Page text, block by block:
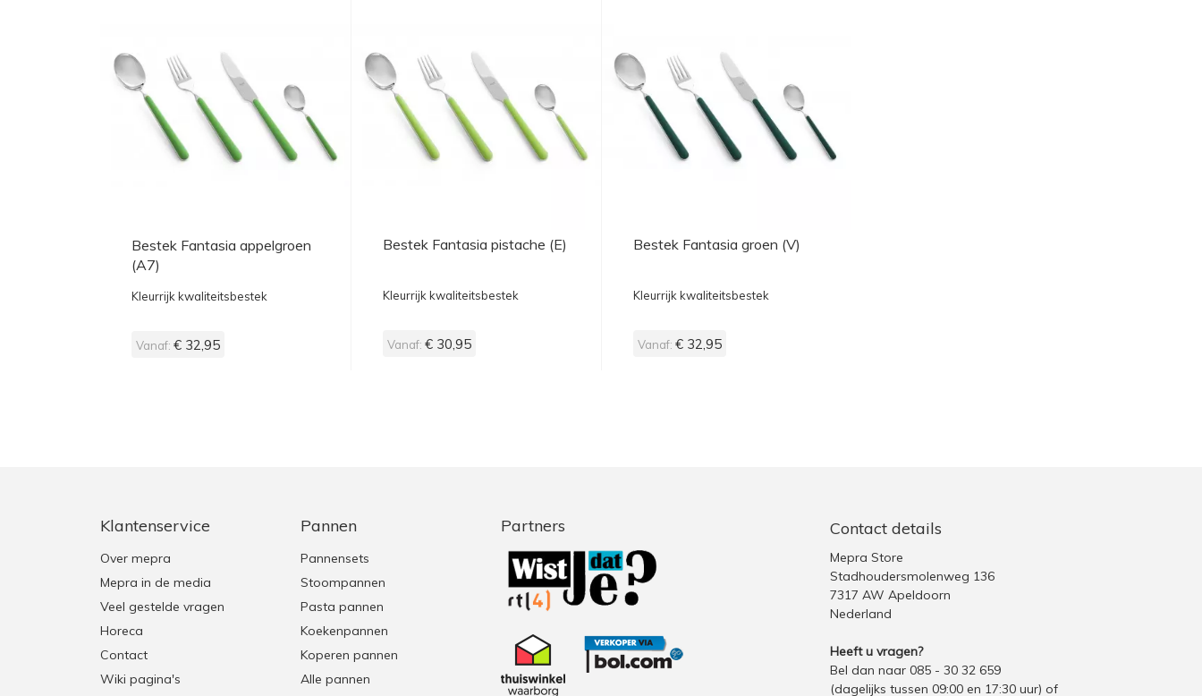
Bestek Fantasia appelgroen
(A7)
Kleurrijk kwaliteitsbestek
Vanaf: € 32,95
Bestek Fantasia pistache (E)
Kleurrijk kwaliteitsbestek
Vanaf: € 30,95
Bestek Fantasia groen (V)
Kleurrijk kwaliteitsbestek
Vanaf: € 32,95
Contact details
Mepra Store
Stadhoudersmolenweg 136
7317 AW Apeldoorn
Nederland
Heeft u vragen?
Bel dan naar 085 - 30 32 659
(dagelijks tussen 09:00 en 17:30 uur) of
Klantenservice
Over mepra
Mepra in de media
Veel gestelde vragen
Horeca
Contact
Wiki pagina's
Pannen
Pannensets
Stoompannen
Pasta pannen
Koekenpannen
Koperen pannen
Alle pannen
Partners